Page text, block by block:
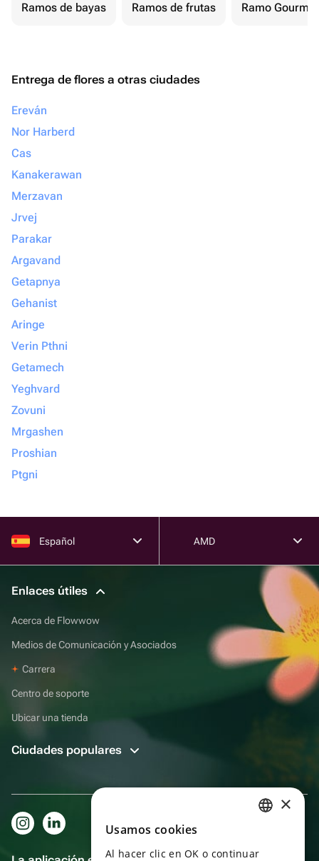
Ramos de bayas Ramos de frutas Ramo Gourmet
Entrega de flores a otras ciudades
Ereván
Nor Harberd
Cas
Kanakerawan
Merzavan
Jrvej
Parakar
Argavand
Getapnya
Gehanist
Aringe
Verin Pthni
Getamech
Yeghvard
Zovuni
Mrgashen
Proshian
Ptgni
Español AMD
Enlaces útiles
Acerca de Flowwow
Medios de Comunicación y Asociados
Carrera
Centro de soporte
Ubicar una tienda
Ciudades populares
ENGLISH
×
Usamos cookies
Al hacer clic en OK o continuar